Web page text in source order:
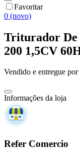
Favoritar
0 (novo)
Triturador De
200 1,5CV
Vendido e entregue por
Informações da loja
Refer Comercio